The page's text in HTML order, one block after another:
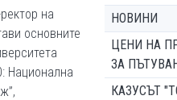
на
основните
Национална
НОВИНИ
ЦЕНИ НА
ЗА
КАЗУСЪТ